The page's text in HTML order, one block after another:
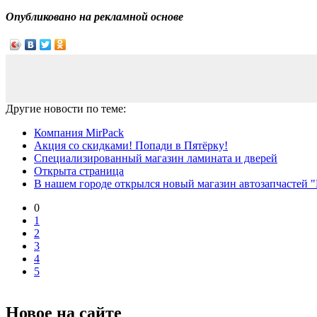
Опубликовано на рекламной основе
Другие новости по теме:
Компания MirPack
Акция cо скидками! Попади в Пятёрку!
Специализированный магазин ламината и дверей
Открыта страница
В нашем городе открылся новый магазин
0
1
2
3
4
5
Новое на сайте